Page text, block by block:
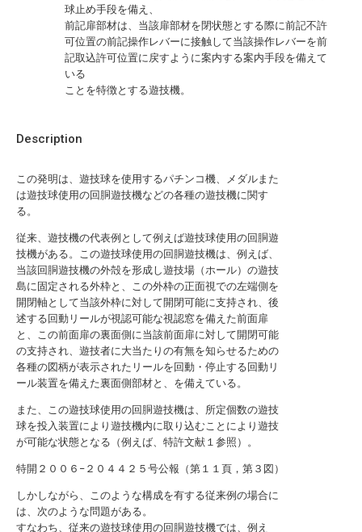
Description
この発明は、遊技球を使用するパチンコ機、メダルまた
は遊技球使用の回胴遊技機などの各種の遊技機に関す
る。
従来、遊技機の代表例として例えば遊技球使用の回胴遊
技機がある。この遊技球使用の回胴遊技機は、例えば、
当該回胴遊技機の外殻を形成し遊技場（ホール）の遊技
島に固定される外枠と、この外枠の正面視での左端側を
開閉軸として当該外枠に対して開閉可能に支持され、後
述する回動リールが視認可能な視認窓を備えた前面扉
と、この前面扉の裏面側に当該前面扉に対して開閉可能
の支持され、遊技者に大当たりの有無を知らせるための
各種の図柄が表示されたリールを回動・停止する回動リ
ール装置を備えた裏面側部材と、を備えている。
また、この遊技球使用の回胴遊技機は、所定個数の遊技
球を投入装置により遊技機内に取り込むことにより遊技
が可能な状態となる（例えば、特許文献１参照）。
特開２００６−２０４４２５号公報（第１１頁，第３図）
しかしながら、このような構成を有する従来例の場合に
は、次のような問題がある。
すなわち、従来の遊技球使用の回胴遊技機では、例え
球止め手段を備え、
前記扉部材は、当該扉部材を閉状態とする際に前記不許
可位置の前記操作レバーに接触して当該操作レバーを前
記取込許可位置に戻すように案内する案内手段を備えて
いる
ことを特徴とする遊技機。